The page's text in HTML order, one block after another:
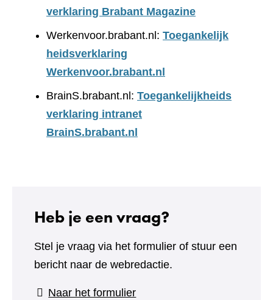
verklaring Brabant Magazine
Werkenvoor.brabant.nl: Toegankelijk
heidsverklaring
Werkenvoor.brabant.nl
BrainS.brabant.nl: Toegankelijkheids
verklaring intranet
BrainS.brabant.nl
Heb je een vraag?
Stel je vraag via het formulier of stuur een
bericht naar de webredactie.
Naar het formulier(verwijst